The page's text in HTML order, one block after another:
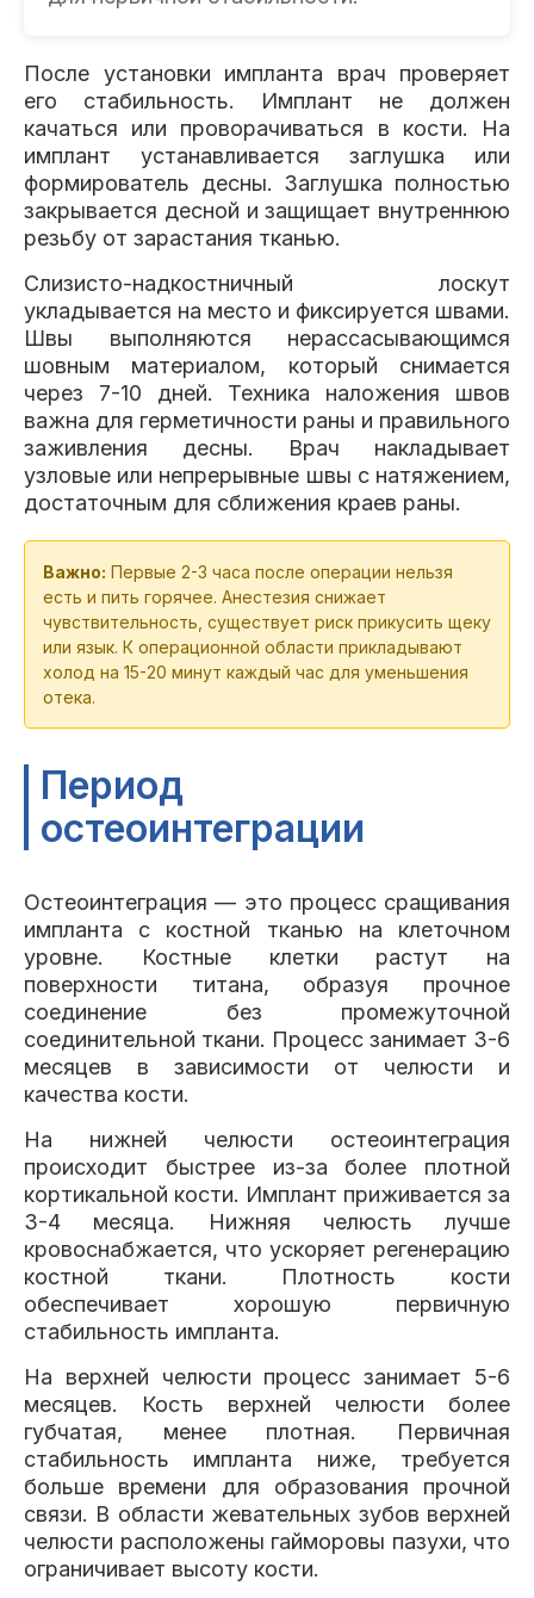
После установки импланта врач проверяет
его стабильность. Имплант не должен
качаться или проворачиваться в кости. На
имплант устанавливается заглушка или
формирователь десны. Заглушка полностью
закрывается десной и защищает внутреннюю
резьбу от зарастания тканью.
Слизисто-надкостничный лоскут
укладывается на место и фиксируется швами.
Швы выполняются нерассасывающимся
шовным материалом, который снимается
через 7-10 дней. Техника наложения швов
важна для герметичности раны и правильного
заживления десны. Врач накладывает
узловые или непрерывные швы с натяжением,
достаточным для сближения краев раны.
Важно: Первые 2-3 часа после операции нельзя
есть и пить горячее. Анестезия снижает
чувствительность, существует риск прикусить щеку
или язык. К операционной области прикладывают
холод на 15-20 минут каждый час для уменьшения
отека.
Период
остеоинтеграции
Остеоинтеграция — это процесс сращивания
импланта с костной тканью на клеточном
уровне. Костные клетки растут на
поверхности титана, образуя прочное
соединение без промежуточной
соединительной ткани. Процесс занимает 3-6
месяцев в зависимости от челюсти и
качества кости.
На нижней челюсти остеоинтеграция
происходит быстрее из-за более плотной
кортикальной кости. Имплант приживается за
3-4 месяца. Нижняя челюсть лучше
кровоснабжается, что ускоряет регенерацию
костной ткани. Плотность кости
обеспечивает хорошую первичную
стабильность импланта.
На верхней челюсти процесс занимает 5-6
месяцев. Кость верхней челюсти более
губчатая, менее плотная. Первичная
стабильность импланта ниже, требуется
больше времени для образования прочной
связи. В области жевательных зубов верхней
челюсти расположены гайморовы пазухи, что
ограничивает высоту кости.